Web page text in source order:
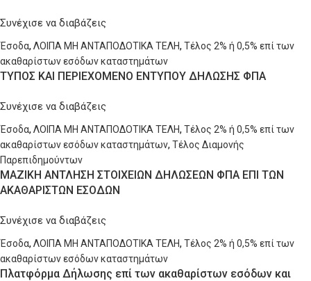
Συνέχισε να διαβάζεις
Έσοδα, ΛΟΙΠΑ ΜΗ ΑΝΤΑΠΟΔΟΤΙΚΑ ΤΕΛΗ, Τέλος 2% ή 0,5% επί των
ακαθαρίστων εσόδων καταστημάτων
ΤΥΠΟΣ ΚΑΙ ΠΕΡΙΕΧΟΜΕΝΟ ΕΝΤΥΠΟΥ ΔΗΛΩΣΗΣ ΦΠΑ
Συνέχισε να διαβάζεις
Έσοδα, ΛΟΙΠΑ ΜΗ ΑΝΤΑΠΟΔΟΤΙΚΑ ΤΕΛΗ, Τέλος 2% ή 0,5% επί των
ακαθαρίστων εσόδων καταστημάτων, Τέλος Διαμονής
Παρεπιδημούντων
ΜΑΖΙΚΗ ΑΝΤΛΗΣΗ ΣΤΟΙΧΕΙΩΝ ΔΗΛΩΣΕΩΝ ΦΠΑ ΕΠΙ ΤΩΝ
ΑΚΑΘΑΡΙΣΤΩΝ ΕΣΟΔΩΝ
Συνέχισε να διαβάζεις
Έσοδα, ΛΟΙΠΑ ΜΗ ΑΝΤΑΠΟΔΟΤΙΚΑ ΤΕΛΗ, Τέλος 2% ή 0,5% επί των
ακαθαρίστων εσόδων καταστημάτων
Πλατφόρμα Δήλωσης επί των ακαθαρίστων εσόδων και